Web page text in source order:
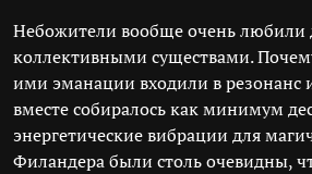
Небожители вообще очень любили
коллективными существами.
ими эманации входили в резонанс
вместе собиралось как минимум
энергетические вибрации для
Филандера были столь очевидны,